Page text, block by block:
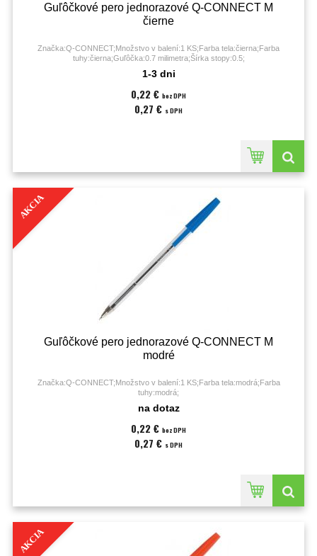
Guľôčkové pero jednorazové Q-CONNECT M
čierne
Značka:Q-CONNECT;Množstvo v balení:1 KS;Farba tela:čierna;Farba
tuhy:čierna;Guľôčka:0.7 milimetra;Šírka stopy:0.5;
1-3 dni
0,22 € bez DPH
0,27 € s DPH
AKCIA
Guľôčkové pero jednorazové Q-CONNECT M
modré
Značka:Q-CONNECT;Množstvo v balení:1 KS;Farba tela:modrá;Farba
tuhy:modrá;
na dotaz
0,22 € bez DPH
0,27 € s DPH
AKCIA